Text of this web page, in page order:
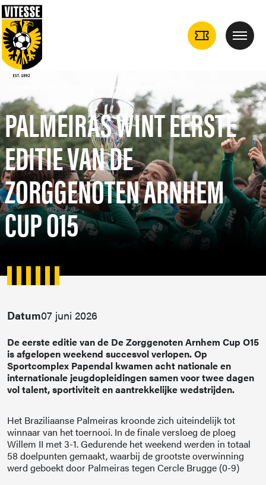
TICKETS
Menu
Palmeiras wint eerste editie van De Zorggenoten Arnhem Cup O15
PALMEIRAS WINT EERSTE
EDITIE VAN DE
ZORGGENOTEN ARNHEM
CUP O15
Datum07 juni 2026
De eerste editie van de De Zorggenoten Arnhem Cup O15
is afgelopen weekend succesvol verlopen. Op
Sportcomplex Papendal kwamen acht nationale en
internationale jeugdopleidingen samen voor twee dagen
vol talent, sportiviteit en aantrekkelijke wedstrijden.
Het Braziliaanse Palmeiras kroonde zich uiteindelijk tot
winnaar van het toernooi. In de finale versloeg de ploeg
Willem II met 3-1. Gedurende het weekend werden in totaal
58 doelpunten gemaakt, waarbij de grootste overwinning
werd geboekt door Palmeiras tegen Cercle Brugge (0-9)